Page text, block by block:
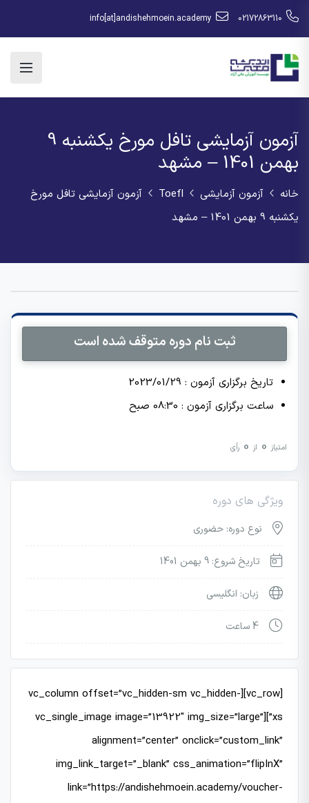
02172863110
info[at]andishehmoein.academy
آزمون آزمایشی تافل مورخ یکشنبه 9
بهمن 1401 – مشهد
خانه آزمون آزمایشی Toefl
آزمون آزمایشی تافل مورخ
یکشنبه 9 بهمن 1401 – مشهد
ثبت نام دوره متوقف شده است
تاریخ برگزاری آزمون : 2023/01/29
ساعت برگزاری آزمون : 08:30 صبح
امتیاز 0 از 0 رأی
ویژگی های دوره
نوع دوره: حضوری
تاریخ شروع: 9 بهمن 1401
زبان: انگلیسی
4 ساعت
[vc_row][vc_column offset=”vc_hidden-sm vc_hidden-
xs”][vc_single_image image=”13922″ img_size=”large”
alignment=”center” onclick=”custom_link”
img_link_target=”_blank” css_animation=”flipInX”
link=”https://andishehmoein.academy/voucher-